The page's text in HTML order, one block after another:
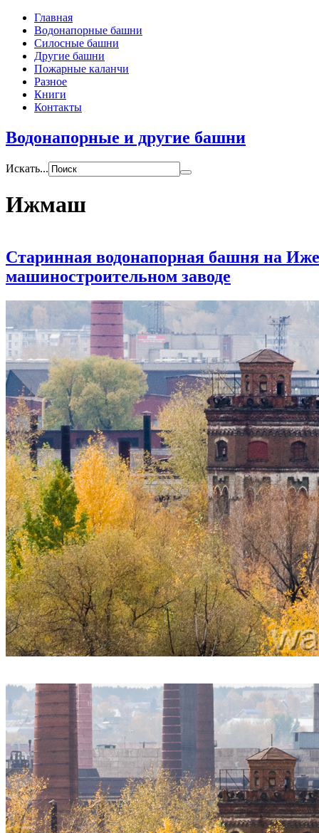
Главная
Водонапорные башни
Силосные башни
Другие башни
Пожарные каланчи
Разное
Книги
Контакты
Водонапорные и другие башни
Искать...
Ижмаш
Старинная водонапорная башня на
машиностроительном заводе